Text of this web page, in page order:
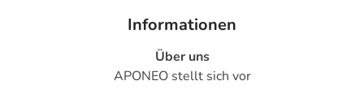
Informationen
Über uns
APONEO stellt sich vor